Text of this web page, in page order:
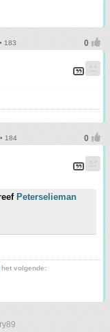
183
184
Peterselieman
het volgende: